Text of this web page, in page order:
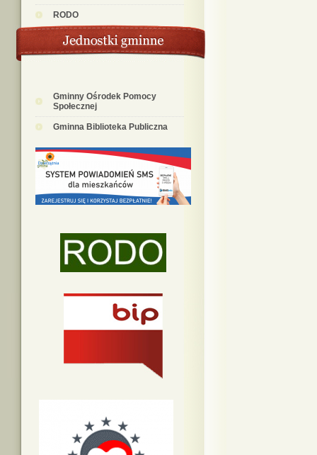
RODO
Gminny Ośrodek Pomocy
Społecznej
Gminna Biblioteka Publiczna